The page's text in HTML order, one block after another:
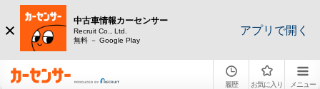
中古車情報カーセンサー
Recruit Co., Ltd.
無料 － Google Play
アプリで開く
履歴 お気に入り メニュー